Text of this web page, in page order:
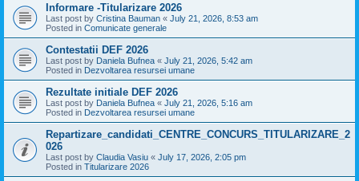
Informare -Titularizare 2026
Last post by Cristina Bauman « July 21, 2026, 8:53 am
Posted in Comunicate generale
Contestatii DEF 2026
Last post by Daniela Bufnea « July 21, 2026, 5:42 am
Posted in Dezvoltarea resursei umane
Rezultate initiale DEF 2026
Last post by Daniela Bufnea « July 21, 2026, 5:16 am
Posted in Dezvoltarea resursei umane
Repartizare_candidati_CENTRE_CONCURS_TITULARIZARE_2
026
Last post by Claudia Vasiu « July 17, 2026, 2:05 pm
Posted in Titularizare 2026